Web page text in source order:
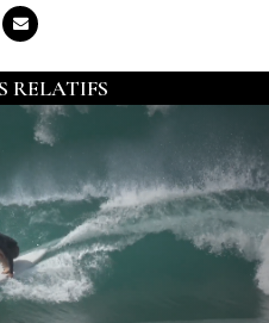
RELATIFS